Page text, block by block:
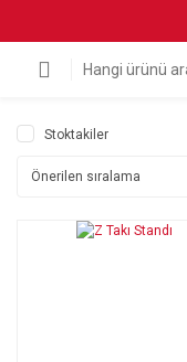
Stoktakiler